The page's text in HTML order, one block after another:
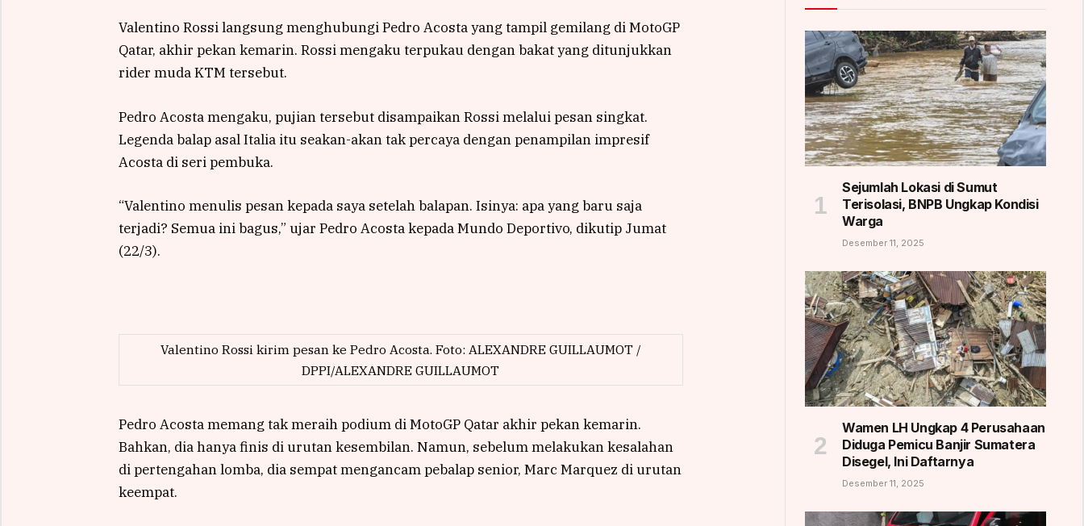
Valentino Rossi langsung menghubungi Pedro Acosta yang tampil gemilang di MotoGP
Qatar, akhir pekan kemarin. Rossi mengaku terpukau dengan bakat yang ditunjukkan
rider muda KTM tersebut.
Pedro Acosta mengaku, pujian tersebut disampaikan Rossi melalui pesan singkat.
Legenda balap asal Italia itu seakan-akan tak percaya dengan penampilan impresif
Acosta di seri pembuka.
“Valentino menulis pesan kepada saya setelah balapan. Isinya: apa yang baru saja
terjadi? Semua ini bagus,” ujar Pedro Acosta kepada Mundo Deportivo, dikutip Jumat
(22/3).
Valentino Rossi kirim pesan ke Pedro Acosta. Foto: ALEXANDRE GUILLAUMOT /
DPPI/ALEXANDRE GUILLAUMOT
Pedro Acosta memang tak meraih podium di MotoGP Qatar akhir pekan kemarin.
Bahkan, dia hanya finis di urutan kesembilan. Namun, sebelum melakukan kesalahan
di pertengahan lomba, dia sempat mengancam pebalap senior, Marc Marquez di urutan
keempat.
Sejumlah Lokasi di Sumut
Terisolasi, BNPB Ungkap Kondisi
Warga
Desember 11, 2025
Wamen LH Ungkap 4 Perusahaan
Diduga Pemicu Banjir Sumatera
Disegel, Ini Daftarnya
Desember 11, 2025